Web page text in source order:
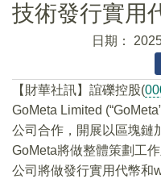
技術發行實用
日期：
【財華社訊】誼礫控股(
GoMeta Limited
公司合作，開展以區塊鏈
GoMeta將做整體策劃工
公司將做發行實用代幣和